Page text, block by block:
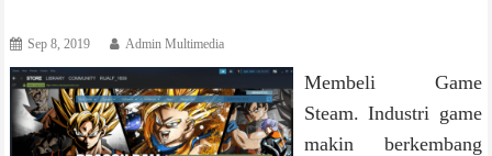
Sep 8, 2019 Admin Multimedia
Membeli Game
Steam. Industri game
makin berkembang